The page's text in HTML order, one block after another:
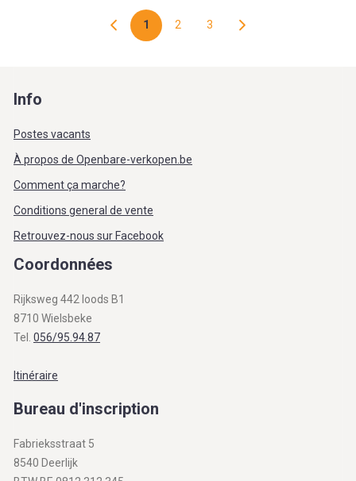
1 2 3
Info
Postes vacants
À propos de Openbare-verkopen.be
Comment ça marche?
Conditions general de vente
Retrouvez-nous sur Facebook
Coordonnées
Rijksweg 442 loods B1
8710 Wielsbeke
Tel.
056/95.94.87
Itinéraire
Bureau d'inscription
Fabrieksstraat 5
8540 Deerlijk